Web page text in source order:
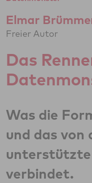
Elmar
Freier Autor
Das
Was die
und das von
unterstützte
verbindet.